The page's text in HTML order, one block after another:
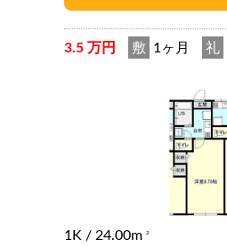
3.5 万円 敷 1ヶ月 礼
1K / 24.00m 2